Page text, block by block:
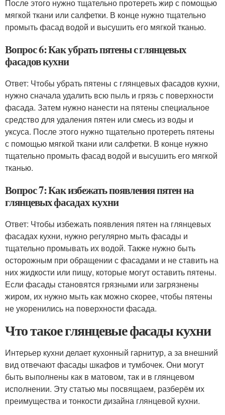
После этого нужно тщательно протереть жир с помощью
мягкой ткани или салфетки. В конце нужно тщательно
промыть фасад водой и высушить его мягкой тканью.
Вопрос 6: Как убрать пятены с глянцевых
фасадов кухни
Ответ: Чтобы убрать пятены с глянцевых фасадов кухни,
нужно сначала удалить всю пыль и грязь с поверхности
фасада. Затем нужно нанести на пятены специальное
средство для удаления пятен или смесь из воды и
уксуса. После этого нужно тщательно протереть пятены
с помощью мягкой ткани или салфетки. В конце нужно
тщательно промыть фасад водой и высушить его мягкой
тканью.
Вопрос 7: Как избежать появления пятен на
глянцевых фасадах кухни
Ответ: Чтобы избежать появления пятен на глянцевых
фасадах кухни, нужно регулярно мыть фасады и
тщательно промывать их водой. Также нужно быть
осторожным при обращении с фасадами и не ставить на
них жидкости или пищу, которые могут оставить пятены.
Если фасады становятся грязными или загрязнены
жиром, их нужно мыть как можно скорее, чтобы пятены
не укоренились на поверхности фасада.
Что такое глянцевые фасады кухни
Интерьер кухни делает кухонный гарнитур, а за внешний
вид отвечают фасады шкафов и тумбочек. Они могут
быть выполнены как в матовом, так и в глянцевом
исполнении. Эту статью мы посвящаем, разберём их
преимущества и тонкости дизайна глянцевой кухни.